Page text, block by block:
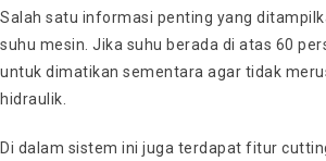
Salah satu informasi penting yang
suhu mesin. Jika suhu berada di atas 60
untuk dimatikan sementara agar tidak
hidraulik.
Di dalam sistem ini juga terdapat fitur